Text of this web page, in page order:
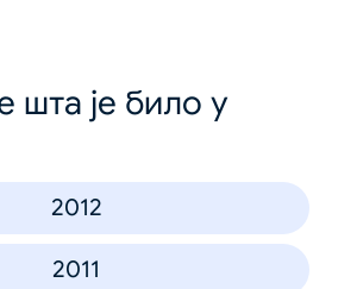
шта је било у
2012
2011